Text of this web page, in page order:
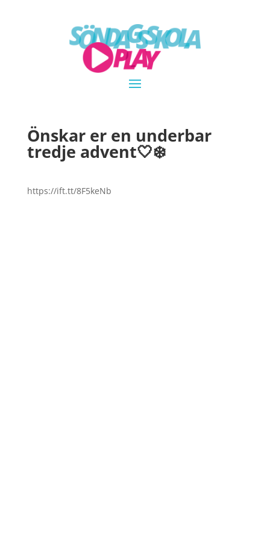
Önskar er en underbar
tredje advent🤍❄️
https://ift.tt/8F5keNb